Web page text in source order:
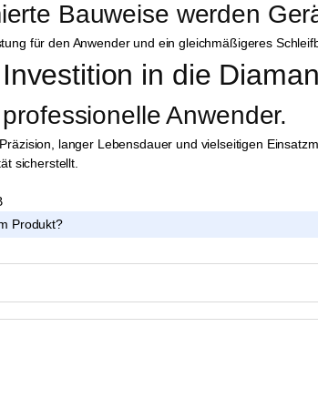
Bauweise werden
für den Anwender und ein gleichmäßigeres
in die
Anwender.
langer Lebensdauer und vielseitigen
sicherstellt.
Produkt?